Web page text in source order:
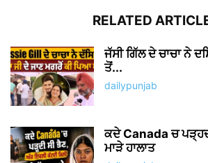
RELATED
ਜੱਸੀ ਗਿੱਲ ਦੇ ਚਾਚਾ ਨੇ
ਤੋਂ...
dailypunjab
ਕਦੇ Canada ਚ
ਮਾੜੇ ਹਾਲਾਤ